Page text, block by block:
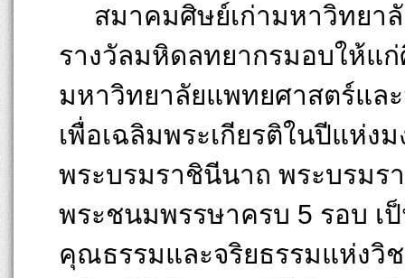
สมาคมศิษย์เก่ามหาวิทยา
รางวัลมหิดลทยากรมอบให้แก่
มหาวิทยาลัยแพทยศาสตร์แล
เพื่อเฉลิมพระเกียรติในปีแห่ง
พระบรมราชินีนาถ พระบรมร
พระชนมพรรษาครบ 5 รอบ เ
คุณธรรมและจริยธรรมแห่งวิ